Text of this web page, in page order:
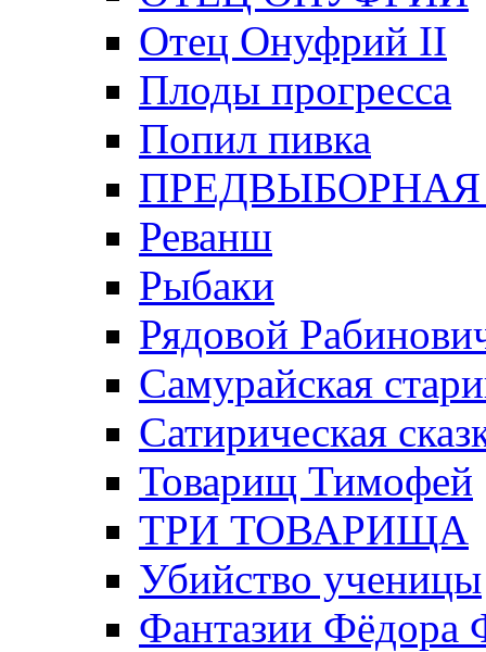
Отец Онуфрий II
Плоды прогресса
Попил пивка
Реванш
Рыбаки
Рядовой
Самурайская
Сатирическая
Товарищ Тимофей
ТРИ ТОВАРИЩА
Убийство ученицы
Фантазии Фёдора